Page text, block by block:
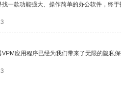
找一款功能强大、操作简单的办公软件，终
应用程序已经为我们带来了无限的隐私保